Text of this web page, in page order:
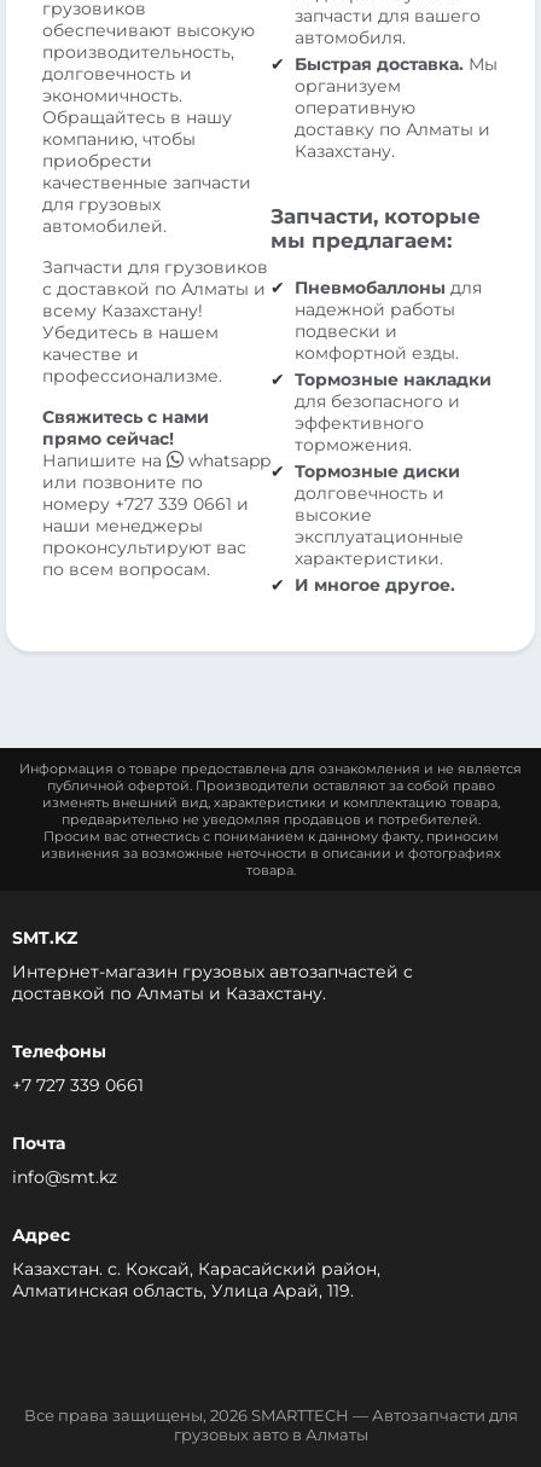
грузовиков
обеспечивают высокую
производительность,
долговечность и
экономичность.
Обращайтесь в нашу
компанию, чтобы
приобрести
качественные запчасти
для грузовых
автомобилей.
Запчасти для грузовиков
с доставкой по Алматы и
всему Казахстану!
Убедитесь в нашем
качестве и
профессионализме.
Свяжитесь с нами
прямо сейчас!
Напишите на
whatsapp
или позвоните по
номеру +727 339 0661 и
наши менеджеры
проконсультируют вас
по всем вопросам.
запчасти для вашего
автомобиля.
Быстрая доставка. Мы
организуем
оперативную
доставку по Алматы и
Казахстану.
Запчасти, которые
мы предлагаем:
Пневмобаллоны для
надежной работы
подвески и
комфортной езды.
Тормозные накладки
для безопасного и
эффективного
торможения.
Тормозные диски
долговечность и
высокие
эксплуатационные
характеристики.
И многое другое.
Информация о товаре предоставлена для ознакомления и не является
публичной офертой. Производители оставляют за собой право
изменять внешний вид, характеристики и комплектацию товара,
предварительно не уведомляя продавцов и потребителей.
Просим вас отнестись с пониманием к данному факту, приносим
извинения за возможные неточности в описании и фотографиях
товара.
SMT.KZ
Интернет-магазин грузовых автозапчастей c
доставкой по Алматы и Казахстану.
Телефоны
+7 727 339 0661
Почта
info@smt.kz
Адрес
Казахстан. с. Коксай, Карасайский район,
Алматинская область, Улица Арай, 119.
Все права защищены, 2026 SMARTTECH — Автозапчасти для
грузовых авто в Алматы